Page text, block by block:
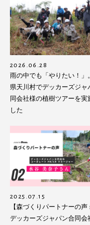
2026.06.28
雨の中でも「やりたい！」
県天川村でデッカーズジャ
同会社様の植樹ツアーを実
した
2025.07.15
【森づくりパートナーの声
デッカーズジャパン合同会